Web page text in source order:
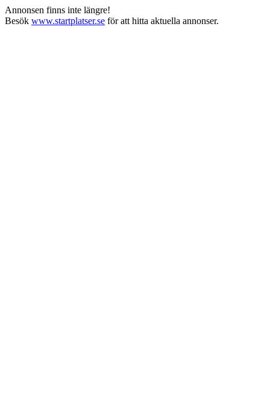
Annonsen finns inte längre!
Besök www.startplatser.se för att hitta aktuella annonser.